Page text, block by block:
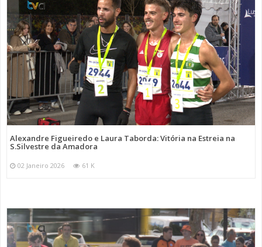
Alexandre Figueiredo e Laura Taborda: Vitória na Estreia na
S.Silvestre da Amadora
02 Janeiro 2026 61 K